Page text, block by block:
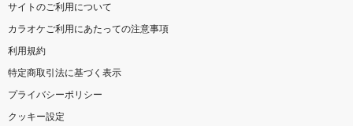
サイトのご利用について
カラオケご利用にあたっての注意事項
利用規約
特定商取引法に基づく表示
プライバシーポリシー
クッキー設定